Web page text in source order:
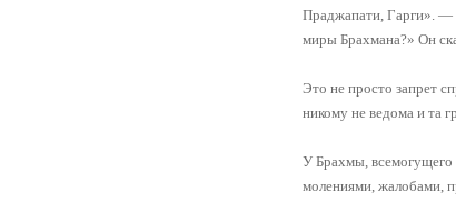
Праджапати, Гарги».
миры Брахмана?» Он
Это не просто запрет
никому не ведома и та
У Брахмы, всемогущего
молениями, жалобами,